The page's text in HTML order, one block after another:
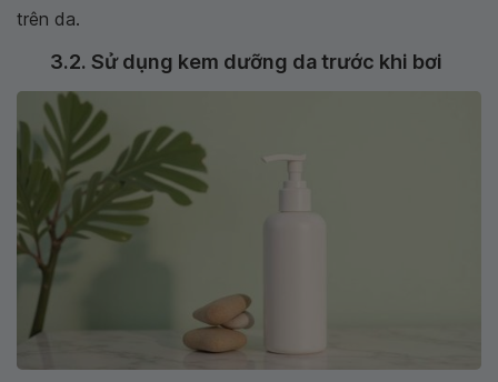
trên da.
3.2. Sử dụng kem dưỡng da trước khi bơi